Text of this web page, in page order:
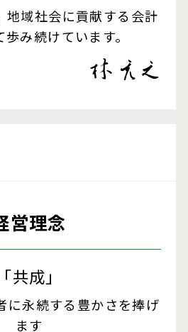
地域社会に貢献する会計
み続けています。
営理念
「共成」
に永続する豊かさを捧げ
ます